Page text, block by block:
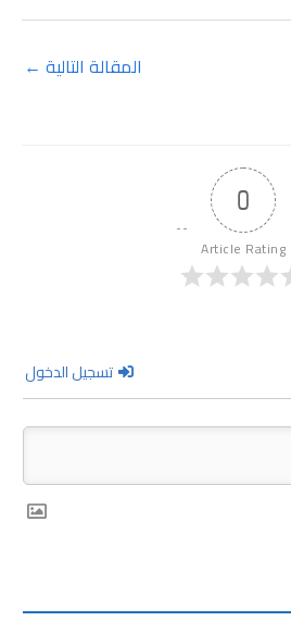
المقالة التالية ←
0
Article Rating
تسجيل الدخول